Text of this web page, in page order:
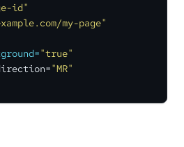
id"
my-page"
"true"
"MR"